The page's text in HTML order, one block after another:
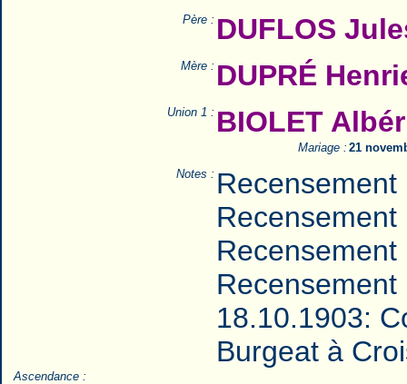
Père : DUFLOS
Mère : DUPRÉ
Union 1 : BIOLET
Mariage : 21
Notes :
18.10.1903:
Burgeat à
Ascendance :